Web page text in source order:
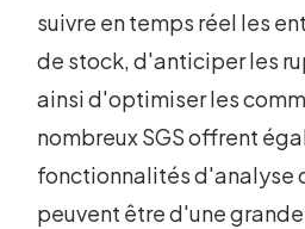
suivre en temps réel les
de stock, d'anticiper les
ainsi d'optimiser les
nombreux SGS offrent
fonctionnalités d'analyse
peuvent être d'une